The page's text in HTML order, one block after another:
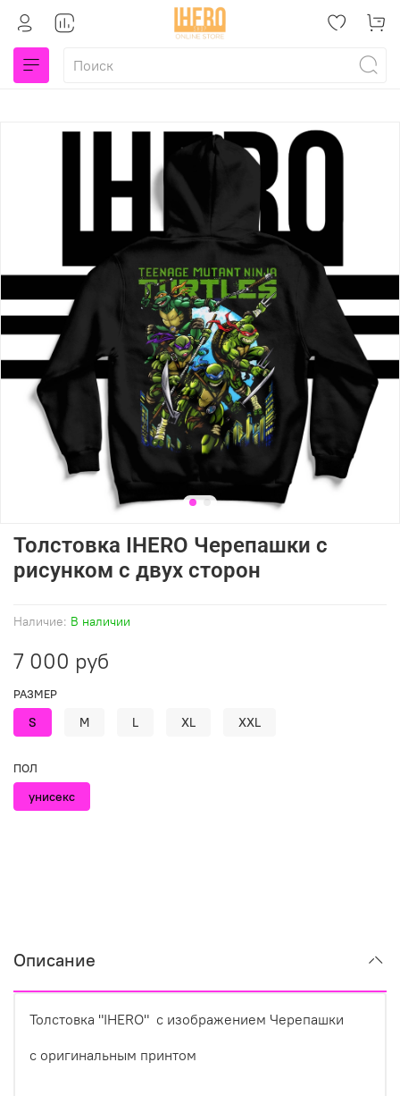
Наличие: В наличии
Толстовка IHERO Черепашки c
рисунком с двух сторон
7 000 руб
РАЗМЕР
S M L XL XXL
ПОЛ
унисекс
Описание
Толстовка "IHERO" с изображением Черепашки
с оригинальным принтом